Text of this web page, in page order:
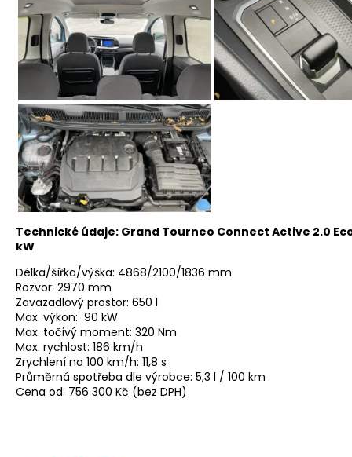
Technické údaje: Grand Tourneo Connect Active 2.0
kW
Délka/šířka/výška: 4868/2100/1836 mm
Rozvor: 2970 mm
Zavazadlový prostor: 650 l
Max. výkon: 90 kW
Max. točivý moment: 320 Nm
Max. rychlost: 186 km/h
Zrychlení na 100 km/h: 11,8 s
Průměrná spotřeba dle výrobce: 5,3 l / 100 km
Cena od: 756 300 Kč (bez DPH)